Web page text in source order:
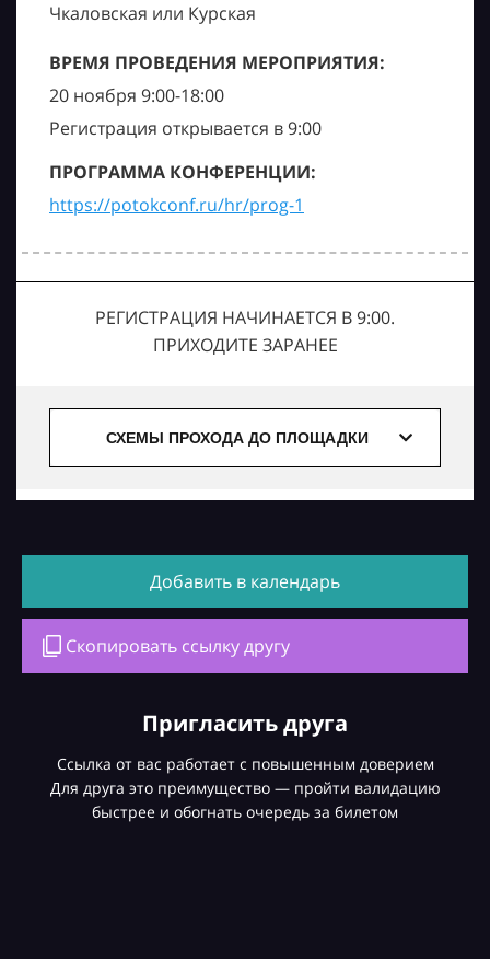
Чкаловская или Курская
ВРЕМЯ ПРОВЕДЕНИЯ МЕРОПРИЯТИЯ:
20 ноября 9:00-18:00
Регистрация открывается в 9:00
ПРОГРАММА КОНФЕРЕНЦИИ:
https://potokconf.ru/hr/prog-1
РЕГИСТРАЦИЯ НАЧИНАЕТСЯ В 9:00.
ПРИХОДИТЕ ЗАРАНЕЕ
СХЕМЫ ПРОХОДА ДО ПЛОЩАДКИ
Добавить в календарь
Скопировать ссылку другу
Пригласить друга
Ссылка от вас работает с повышенным доверием
Для друга это преимущество — пройти валидацию
быстрее и обогнать очередь за билетом